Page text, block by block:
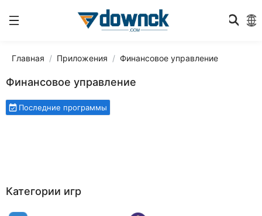
Главная Приложения Финансовое управление
Финансовое управление
Последние программы
Категории игр